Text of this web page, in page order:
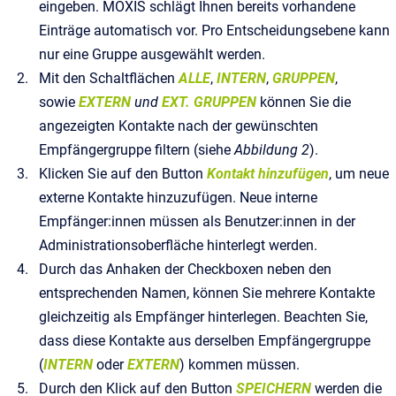
eingeben. MOXIS schlägt Ihnen bereits vorhandene
Einträge automatisch vor. Pro Entscheidungsebene kann
nur eine Gruppe ausgewählt werden.
Mit den Schaltflächen ALLE, INTERN, GRUPPEN,
sowie EXTERN und EXT. GRUPPEN können Sie die
angezeigten Kontakte nach der gewünschten
Empfängergruppe filtern (sieheAbbildung 2).
Klicken Sie auf den Button Kontakt hinzufügen, um neue
externe Kontakte hinzuzufügen. Neue interne
Empfänger:innen müssen als Benutzer:innen in der
Administrationsoberfläche hinterlegt werden.
Durch das Anhaken der Checkboxen neben den
entsprechenden Namen, können Sie mehrere Kontakte
gleichzeitig als Empfänger hinterlegen. Beachten Sie,
dass diese Kontakte aus derselben Empfängergruppe
(INTERN oderEXTERN) kommen müssen.
Durch den Klick auf den Button SPEICHERN werden die